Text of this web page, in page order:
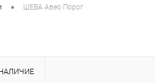
• ШЕВА Авео Порог